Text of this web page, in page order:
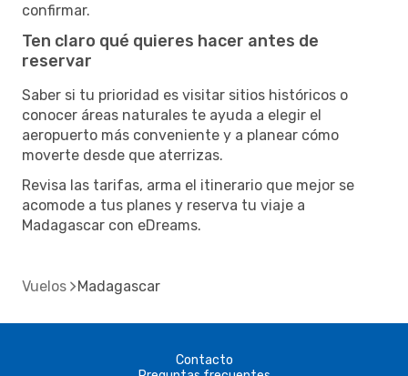
confirmar.
Ten claro qué quieres hacer antes de
reservar
Saber si tu prioridad es visitar sitios históricos o
conocer áreas naturales te ayuda a elegir el
aeropuerto más conveniente y a planear cómo
moverte desde que aterrizas.
Revisa las tarifas, arma el itinerario que mejor se
acomode a tus planes y reserva tu viaje a
Madagascar con eDreams.
Vuelos Madagascar
Contacto